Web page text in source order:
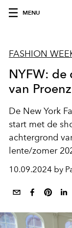
MENU
FASHION
NYFW:
van
De New York
start met de
achtergrond
lente/zomer
10.09.2024 by